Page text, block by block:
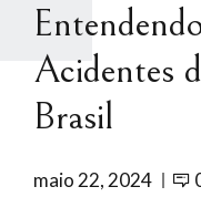
Acidentes
Brasil
maio 22, 2024